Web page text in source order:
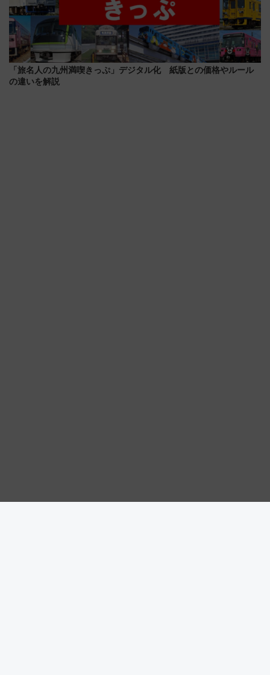
「旅名人の九州満喫きっぷ」デジタル化 紙版との価格やルール
の違いを解説